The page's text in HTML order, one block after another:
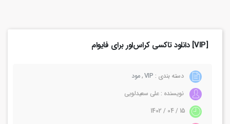
[VIP] دانلود تاکسی کراس‌اور برای فایوام
دسته بندی : VIP
,مود
نویسنده : علی سعیدلویی